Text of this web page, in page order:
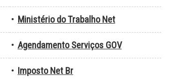
• Ministério do Trabalho Net
• Agendamento Serviços GOV
• Imposto Net Br